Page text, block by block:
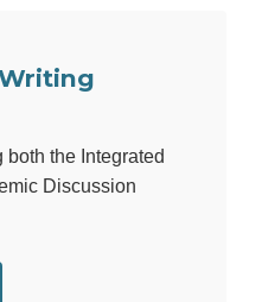
the Integrated
Discussion